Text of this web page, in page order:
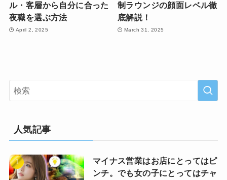
ル・客層から自分に合った
夜職を選ぶ方法
April 2, 2025
制ラウンジの顔面レベル徹
底解説！
March 31, 2025
人気記事
マイナス営業はお店にとってはピ
ンチ。でも女の子にとってはチャ